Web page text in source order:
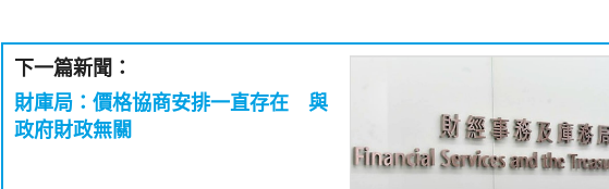
下一篇新聞：
財庫局：價格協商安排一直存在 與
政府財政無關